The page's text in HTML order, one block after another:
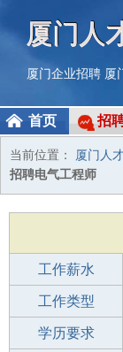
厦门人
厦门企业招聘 厦
首页 招
当前位置： 厦门人
招聘电气工程师
工作薪水
招聘人数
工作类型
性别要求
学历要求